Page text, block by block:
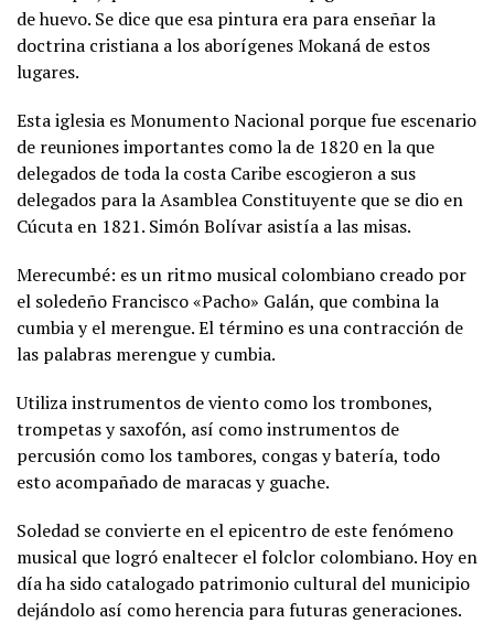
de huevo. Se dice que esa pintura era para enseñar la
doctrina cristiana a los aborígenes Mokaná de estos
lugares.
Esta iglesia es Monumento Nacional porque fue escenario
de reuniones importantes como la de 1820 en la que
delegados de toda la costa Caribe escogieron a sus
delegados para la Asamblea Constituyente que se dio en
Cúcuta en 1821. Simón Bolívar asistía a las misas.
Merecumbé: es un ritmo musical colombiano creado por
el soledeño Francisco «Pacho» Galán, que combina la
cumbia y el merengue. El término es una contracción de
las palabras merengue y cumbia.
Utiliza instrumentos de viento como los trombones,
trompetas y saxofón, así como instrumentos de
percusión como los tambores, congas y batería, todo
esto acompañado de maracas y guache.
Soledad se convierte en el epicentro de este fenómeno
musical que logró enaltecer el folclor colombiano. Hoy en
día ha sido catalogado patrimonio cultural del municipio
dejándolo así como herencia para futuras generaciones.